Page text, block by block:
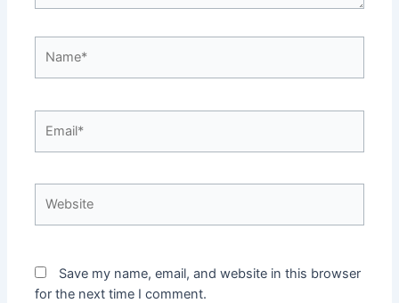
Save my name, email, and website in this browser
for the next time I comment.